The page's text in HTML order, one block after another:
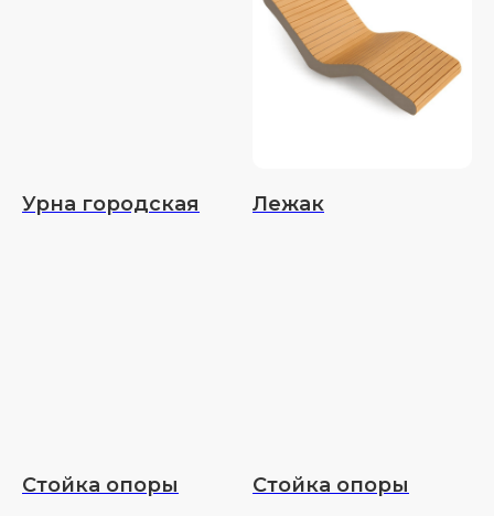
Урна городская Лежак
Стойка опоры Стойка опоры